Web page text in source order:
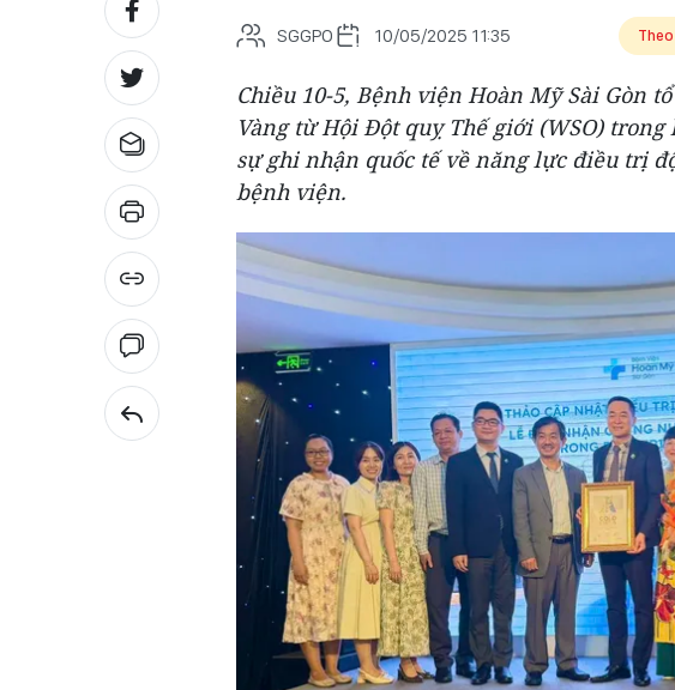
SGGPO 10/05/2025 11:35
Chiều 10-5, Bệnh viện Hoàn Mỹ Sài Gòn
Vàng từ Hội Đột quỵ Thế giới (WSO)
sự ghi nhận quốc tế về năng lực điều trị
bệnh viện.